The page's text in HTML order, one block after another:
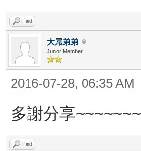
Find
大屌弟弟
Junior Member
2016-07-28, 06:35 AM
多謝分享~~~~~~~
Find